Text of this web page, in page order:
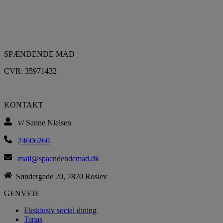
SPÆNDENDE MAD
CVR: 35971432
KONTAKT
v/ Sanne Nielsen
24606260
mail@spaendendemad.dk
Søndergade 20, 7870 Roslev
GENVEJE
Eksklusiv social dining
Tapas